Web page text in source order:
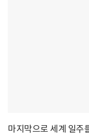
마지막으로 세계 일주